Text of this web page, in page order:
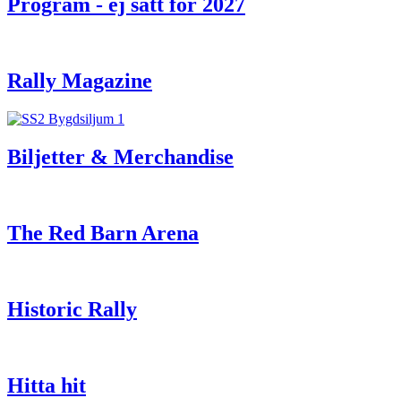
Program - ej satt för 2027
Rally Magazine
Biljetter & Merchandise
The Red Barn Arena
Historic Rally
Hitta hit